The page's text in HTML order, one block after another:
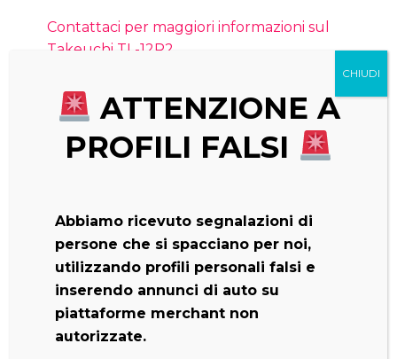
Contattaci per maggiori informazioni sul
Takeuchi TL-12R2
Clicca qui per guardare il
videoYouTube delTL-12R2 e TL-12V2
ATTENZIONE A
PROFILI FALSI
Abbiamo ricevuto segnalazioni di
persone che si spacciano per noi,
utilizzando profili personali falsi e
inserendo annunci di auto su
piattaforme merchant non
autorizzate.